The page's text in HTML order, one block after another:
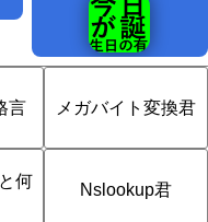
言 メガバイト変換君
何
Nslookup君